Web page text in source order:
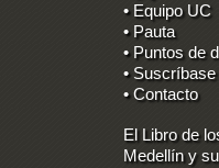
• Equipo UC
• Pauta
• Puntos de
• Suscríbase
• Contacto
El Libro de
Medellín y